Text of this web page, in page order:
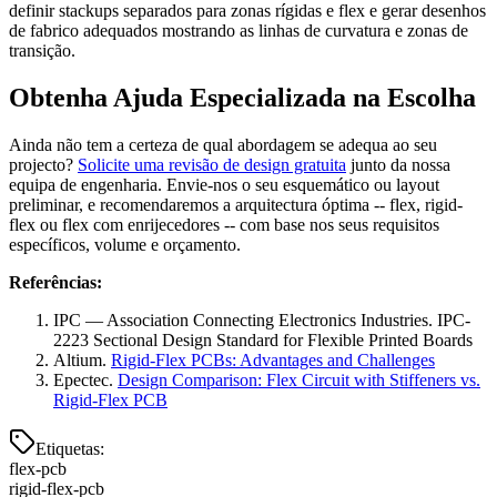
definir stackups separados para zonas rígidas e flex e gerar desenhos
de fabrico adequados mostrando as linhas de curvatura e zonas de
transição.
Obtenha Ajuda Especializada na Escolha
Ainda não tem a certeza de qual abordagem se adequa ao seu
projecto? Solicite uma revisão de design gratuita junto da nossa
equipa de engenharia. Envie-nos o seu esquemático ou layout
preliminar, e recomendaremos a arquitectura óptima -- flex, rigid-
flex ou flex com enrijecedores -- com base nos seus requisitos
específicos, volume e orçamento.
Referências:
IPC — Association Connecting Electronics Industries. IPC-
2223 Sectional Design Standard for Flexible Printed Boards
Altium. Rigid-Flex PCBs: Advantages and Challenges
Epectec. Design Comparison: Flex Circuit with Stiffeners vs.
Rigid-Flex PCB
Etiquetas:
flex-pcb
rigid-flex-pcb